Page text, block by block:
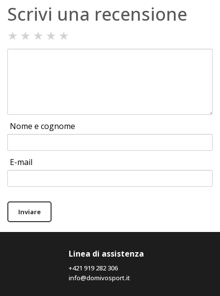
Scrivi una recensione
★ ★ ★ ★ ★
Nome e cognome
E-mail
Inviare
Linea di assistenza
+421 919 282 306
info@domivosport.it